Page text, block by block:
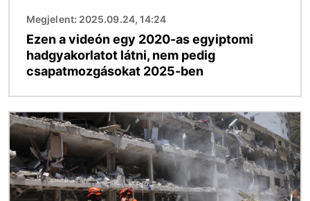
Megjelent: 2025.09.24, 14:24
Ezen a videón egy 2020-as egyiptomi
hadgyakorlatot látni, nem pedig
csapatmozgásokat 2025-ben
Kép